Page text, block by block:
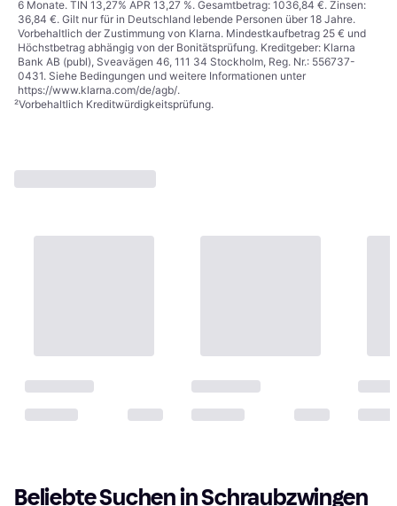
6 Monate. TIN 13,27% APR 13,27 %. Gesamtbetrag: 1036,84 €. Zinsen:
36,84 €. Gilt nur für in Deutschland lebende Personen über 18 Jahre.
Vorbehaltlich der Zustimmung von Klarna. Mindestkaufbetrag 25 € und
Höchstbetrag abhängig von der Bonitätsprüfung. Kreditgeber: Klarna
Bank AB (publ), Sveavägen 46, 111 34 Stockholm, Reg. Nr.: 556737-
0431. Siehe Bedingungen und weitere Informationen unter
https://www.klarna.com/de/agb/.
²Vorbehaltlich Kreditwürdigkeitsprüfung.
Beliebte Suchen in Schraubzwingen